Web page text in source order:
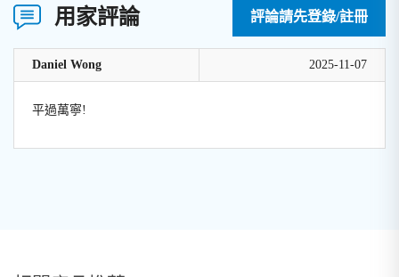
用家評論 評論請先登錄/註冊
Daniel Wong 2025-11-07
平過萬寧!